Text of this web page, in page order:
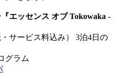
エッセンス オブ Tokowaka -
サービス料込み） 3泊4日の
グラム